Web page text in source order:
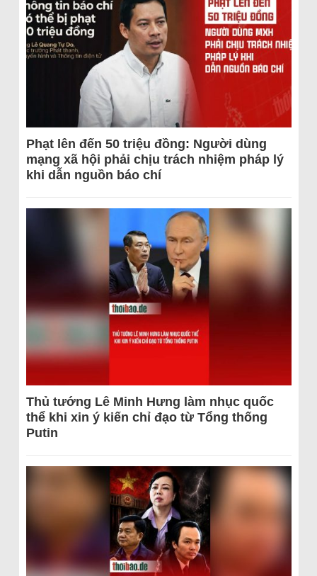
Phạt lên đến 50 triệu đồng: Người dùng
mạng xã hội phải chịu trách nhiệm pháp lý
khi dẫn nguồn báo chí
Thủ tướng Lê Minh Hưng làm nhục quốc
thể khi xin ý kiến chỉ đạo từ Tổng thống
Putin